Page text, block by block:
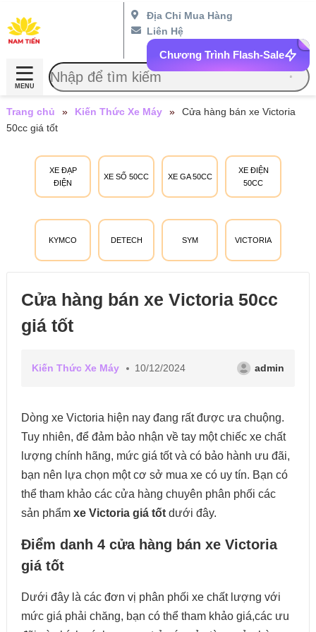
Địa Chỉ Mua Hàng
Liên Hệ
Chương Trình Flash-Sale
MENU
XE ĐẠP
ĐIỆN
XE SỐ 50CC XE GA 50CC
XE ĐIỆN
50CC
KYMCO DETECH SYM VICTORIA
Trang chủ » Kiến Thức Xe Máy »
Cửa hàng bán xe Victoria
50cc giá tốt
Cửa hàng bán xe Victoria 50cc
giá tốt
Kiến Thức Xe Máy 10/12/2024 admin
Dòng xe Victoria hiện nay đang rất được ưa chuộng.
Tuy nhiên, để đảm bảo nhận về tay một chiếc xe chất
lượng chính hãng, mức giá tốt và có bảo hành ưu đãi,
bạn nên lựa chọn một cơ sở mua xe có uy tín. Bạn có
thể tham khảo các cửa hàng chuyên phân phối các
sản phẩm xe Victoria giá tốt dưới đây.
Điểm danh 4 cửa hàng bán xe Victoria
giá tốt
Dưới đây là các đơn vị phân phối xe chất lượng với
mức giá phải chăng, bạn có thể tham khảo giá,các ưu